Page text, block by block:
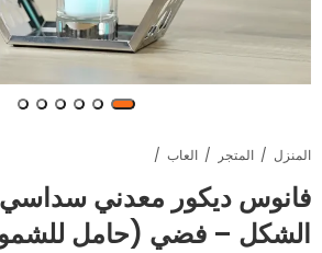
المنزل المتجر العاب
فانوس ديكور معدني سداسي
الشكل – فضي (حامل